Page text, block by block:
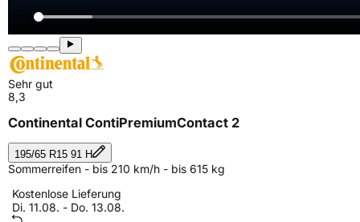
Sehr gut
8,3
Continental ContiPremiumContact 2
195/65 R15 91 H
Sommerreifen - bis 210 km/h - bis 615 kg
Kostenlose Lieferung
Di. 11.08. - Do. 13.08.